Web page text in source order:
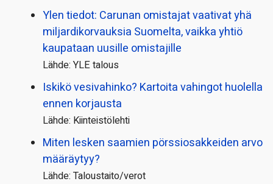
Ylen tiedot: Carunan omistajat vaativat yhä
miljardi­korvauksia Suomelta, vaikka yhtiö
kaupataan uusille omistajille
Lähde: YLE talous
Iskikö vesivahinko? Kartoita vahingot huolella
ennen korjausta
Lähde: Kiinteistölehti
Miten lesken saamien pörssi­osakkeiden arvo
määräytyy?
Lähde: Taloustaito/verot